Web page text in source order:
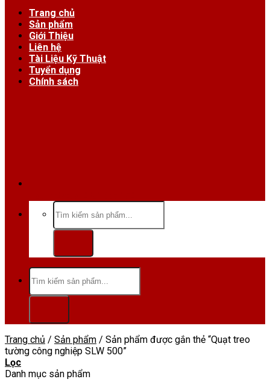
Trang chủ
Sản phẩm
Giới Thiệu
Liên hệ
Tài Liệu Kỹ Thuật
Tuyển dụng
Chính sách
Tìm
kiếm:
Tìm
kiếm:
Trang chủ / Sản phẩm / Sản phẩm được gắn thẻ “Quạt treo
tường công nghiệp SLW 500”
Lọc
Danh mục sản phẩm